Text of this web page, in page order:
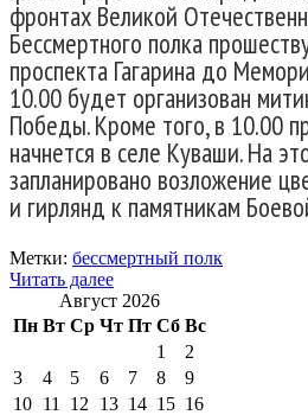
фронтах Великой
Бессмертного полка
проспекта Гагарина до
10.00 будет организован
Победы. Кроме того, в 10.00
начнется в селе Куваши. На
запланировано возложение
и гирлянд к памятникам
Метки: бессмертный полк
Читать далее
Август 2026
Пн Вт Ср Чт Пт Сб Вс
1
2
3
4 5 6 7 8
9
10 11 12 13 14 15 16